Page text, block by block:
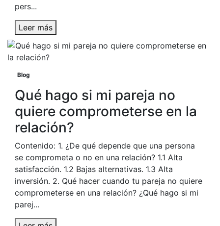
pers...
Leer más
Blog
Qué hago si mi pareja no
quiere comprometerse en la
relación?
Contenido: 1. ¿De qué depende que una persona
se comprometa o no en una relación? 1.1 Alta
satisfacción. 1.2 Bajas alternativas. 1.3 Alta
inversión. 2. Qué hacer cuando tu pareja no quiere
comprometerse en una relación? ¿Qué hago si mi
parej...